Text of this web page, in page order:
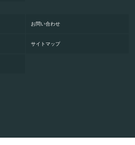
お問い合わせ
サイトマップ